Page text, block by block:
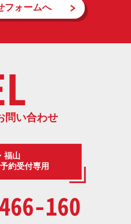
フォームへ
問い合わせ
福山
約受付専用
160